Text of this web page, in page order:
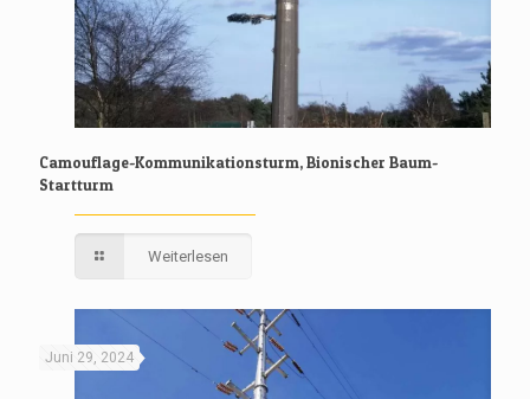
Camouflage-Kommunikationsturm, Bionischer Baum-
Startturm
Weiterlesen
Juni 29, 2024